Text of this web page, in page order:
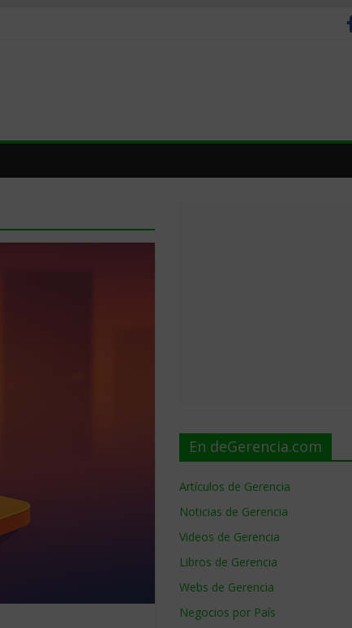
En deGerencia.com
Artículos de Gerencia
Noticias de Gerencia
Videos de Gerencia
Libros de Gerencia
Webs de Gerencia
Negocios por País